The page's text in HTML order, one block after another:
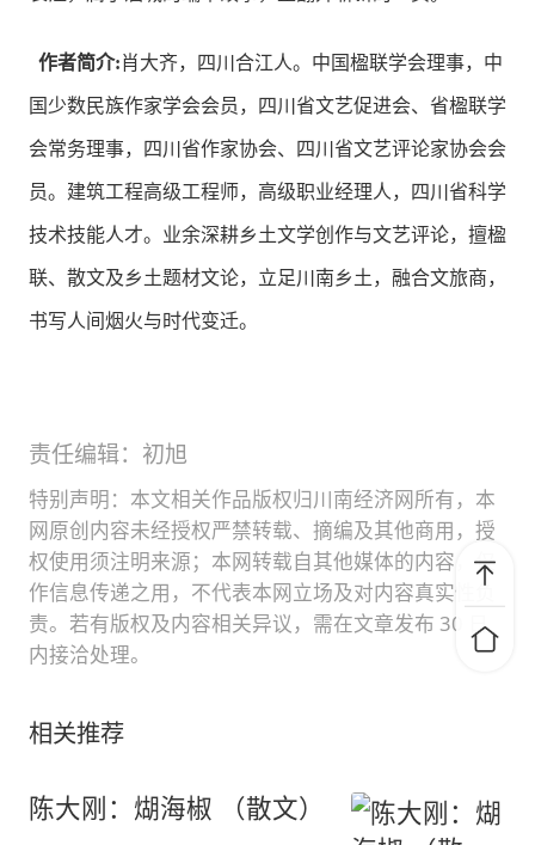
作者简介:肖大齐，四川合江人。中国楹联学会理事，中
国少数民族作家学会会员，四川省文艺促进会、省楹联学
会常务理事，四川省作家协会、四川省文艺评论家协会会
员。建筑工程高级工程师，高级职业经理人，四川省科学
技术技能人才。业余深耕乡土文学创作与文艺评论，擅楹
联、散文及乡土题材文论，立足川南乡土，融合文旅商，
书写人间烟火与时代变迁。
责任编辑：初旭
特别声明：本文相关作品版权归川南经济网所有，本
网原创内容未经授权严禁转载、摘编及其他商用，授
权使用须注明来源；本网转载自其他媒体的内容，仅
作信息传递之用，不代表本网立场及对内容真实性负
责。若有版权及内容相关异议，需在文章发布 30 日
内接洽处理。
相关推荐
陈大刚：煳海椒 （散文）